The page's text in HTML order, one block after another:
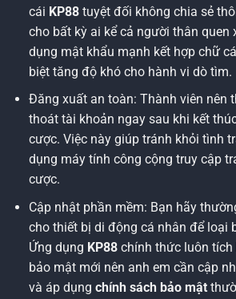
cái KP88tuyệt đối không chia sẻ
cho bất kỳ ai kể cả người thân quen
dụng mật khẩu mạnh kết hợp chữ
biệt tăng độ khó cho hành vi dò tìm.
Đăng xuất an toàn: Thành viên nên
thoát tài khoản ngay sau khi kết
cược. Việc này giúp tránh khỏi tình
dụng máy tính công cộng truy cập
cược.
Cập nhật phần mềm: Bạn hãy
cho thiết bị di động cá nhân để loại
Ứng dụng KP88chính thức luôn tích
bảo mật mới nên anh em cần cập
và áp dụng chính sách bảo mật